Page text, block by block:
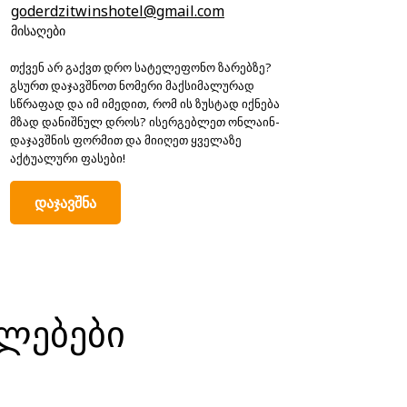
goderdzitwinshotel@gmail.com
მისაღები
თქვენ არ გაქვთ დრო სატელეფონო ზარებზე?
გსურთ დაჯავშნოთ ნომერი მაქსიმალურად
სწრაფად და იმ იმედით, რომ ის ზუსტად იქნება
მზად დანიშნულ დროს? ისერგებლეთ ონლაინ-
დაჯავშნის ფორმით და მიიღეთ ყველაზე
აქტუალური ფასები!
დაჯავშნა